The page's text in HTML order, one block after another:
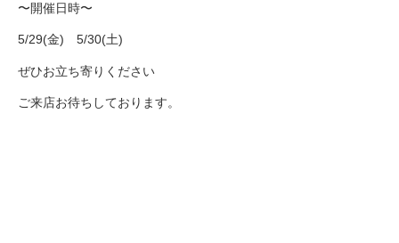
〜開催日時〜
5/29(金) 5/30(土)
ぜひお立ち寄りください
ご来店お待ちしております。